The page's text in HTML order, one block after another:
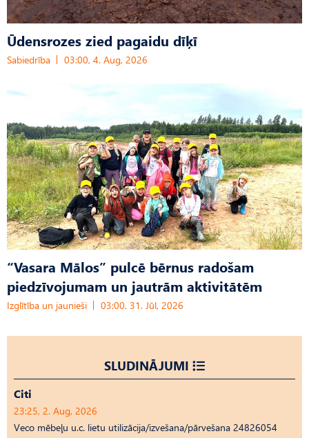
Ūdensrozes zied pagaidu dīķī
Sabiedrība 03:00, 4. Aug, 2026
“Vasara Mālos” pulcē bērnus radošam
piedzīvojumam un jautrām aktivitātēm
Izglītība un jaunieši 03:00, 31. Jūl, 2026
SLUDINĀJUMI
Citi
23:25, 2. Aug, 2026
Veco mēbeļu u.c. lietu utilizācija/izvešana/pārvešana 24826054